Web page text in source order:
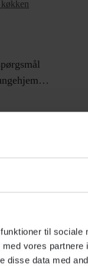
til sociale
vores partnere
disse data med
og